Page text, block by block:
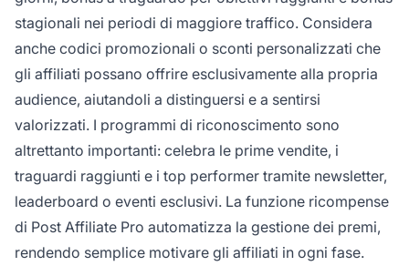
stagionali nei periodi di maggiore traffico. Considera
anche codici promozionali o sconti personalizzati che
gli affiliati possano offrire esclusivamente alla propria
audience, aiutandoli a distinguersi e a sentirsi
valorizzati. I programmi di riconoscimento sono
altrettanto importanti: celebra le prime vendite, i
traguardi raggiunti e i top performer tramite newsletter,
leaderboard o eventi esclusivi. La funzione ricompense
di Post Affiliate Pro automatizza la gestione dei premi,
rendendo semplice motivare gli affiliati in ogni fase.